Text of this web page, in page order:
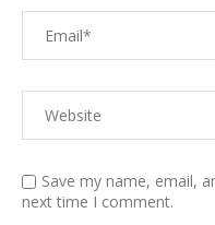
Save my name, email,
next time I comment.